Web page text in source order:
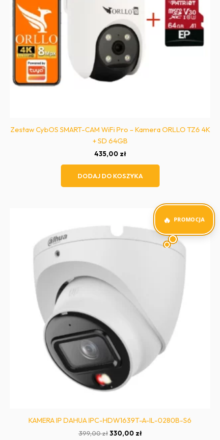
Zestaw CybOS SMART-CAM WiFi Pro – Kamera ORLLO TZ6 4K
+ SD 64GB
435,00 zł
DODAJ DO KOSZYKA
PROMOCJA
KAMERA IP DAHUA IPC-HDW1639T-A-IL-0280B-S6
399,00zł Pierwotna
330,00 złAktualna